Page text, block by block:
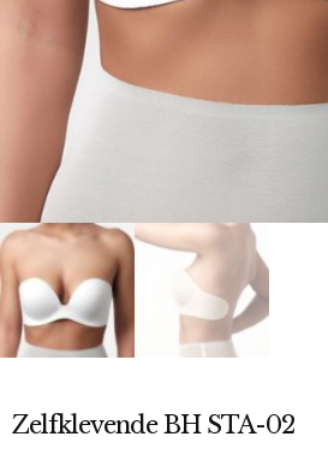
Zelfklevende BH STA-02